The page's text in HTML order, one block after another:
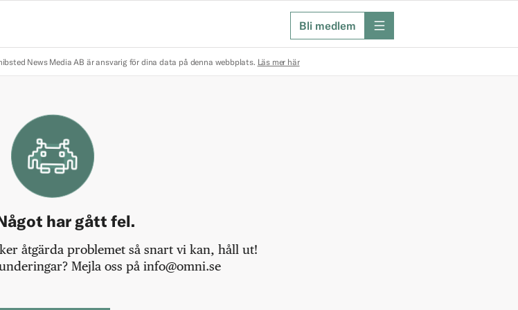
Bli medlem meny
News Media AB är ansvarig för dina data på denna webbplats. Läs mer här
har gått fel.
åtgärda problemet så snart vi kan, håll ut!
Mejla oss på info@omni.se